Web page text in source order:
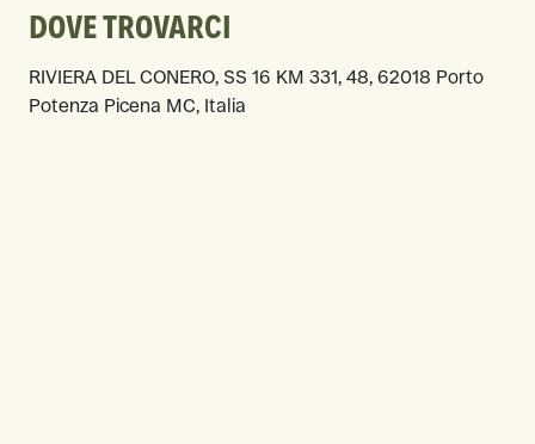
DOVE TROVARCI
RIVIERA DEL CONERO, SS 16 KM 331, 48, 62018 Porto
Potenza Picena MC, Italia